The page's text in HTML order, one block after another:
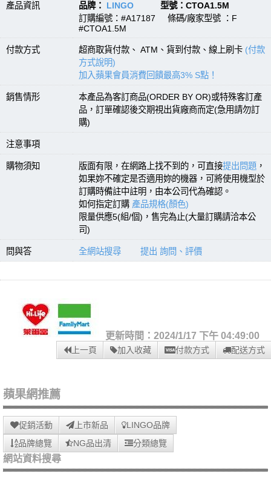
產品資訊 品牌： LINGO 型號：CTOA1.5M
訂購編號：#A17187 條碼/廠家型號 ：F
#CTOA1.5M
付款方式 超商取貨付款、 ATM、貨到付款、線上刷卡 (付款
方式說明)
加入蘋果會員消費回饋最高3% S點！
銷售情形
本產品為客訂商品(ORDER BY OR)或特殊客訂產
品，訂單確認後交期視出貨廠商而定(急用請勿訂
購)
注意事項
購物須知 版面有限，在網路上找不到的，可直接提出問題 ，
如果妳不確定是否適用妳的機器，可將使用機型於
訂購時備註中註明，由本公司代為確認。
如何指定訂購 產品規格(顏色)
限量供應5(組/個)，售完為止(大量訂購請洽本公
司)
問與答 全網站搜尋 提出 詢問、評價
更新時間：2024/1/17 下午 04:49:00
上一頁 加入收藏 付款方式 配送方式
蘋果網推薦
促銷活動 上市新品
LINGO品牌
品牌總覽
NG品出清 分類總覽
網站資料搜尋